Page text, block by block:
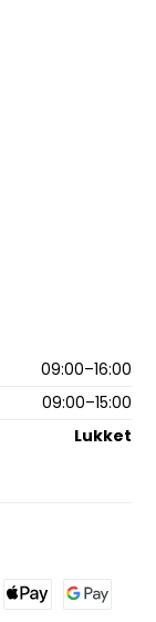
09:00–16:00
09:00–15:00
Lukket